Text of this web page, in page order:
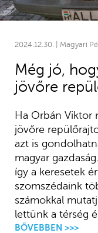
2024.12.30. | Magyari
Még jó,
jövőre
Ha Orbán Viktor
jövőre
azt is
magyar
így a keresetek
szomszédaink
számokkal
lettünk a térség
BŐVEBBEN >>>